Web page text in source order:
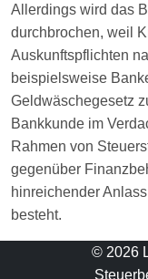
Allerdings wird das
durchbrochen, weil
Auskunftspflichten
beispielsweise
Geldwäschegesetz
Bankkunde im
Rahmen von
gegenüber
hinreichender
besteht.
© 2026